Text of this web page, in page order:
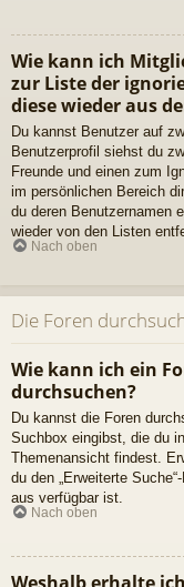
Wie kann ich
zur Liste der
diese wieder aus
Du kannst Benutzer auf
Benutzerprofil siehst du
Freunde und einen zum
im persönlichen Bereich
du deren Benutzernamen
wieder von den Listen
Nach oben
Die Foren
Wie kann ich ein
durchsuchen?
Du kannst die Foren
Suchbox eingibst, die du
Themenansicht findest.
du den „Erweiterte
aus verfügbar ist.
Nach oben